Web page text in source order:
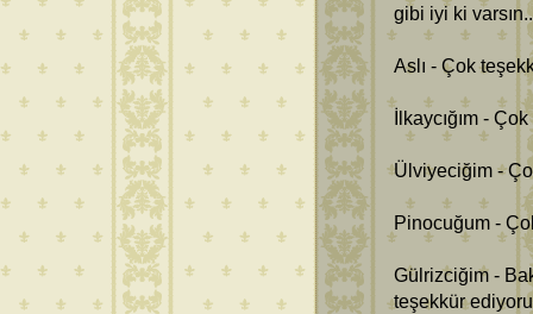
gibi iyi ki
Aslı - Çok
İlkaycığım -
Ülviyeciğim -
Pinocuğum -
Gülrizciğim -
teşekkür